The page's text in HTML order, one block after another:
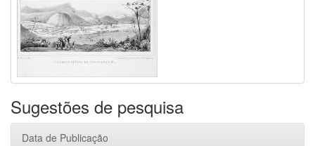
Sugestões de pesquisa
Data de Publicação